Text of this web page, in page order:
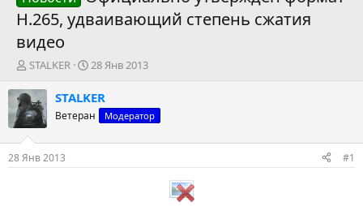
H.265, удваивающий степень сжатия
видео
А
т
о
р
т
м
STALKER
Д
т
н
а
28 Янв 2013
STALKER
Ветеран Модератор
28 Янв 2013 #1